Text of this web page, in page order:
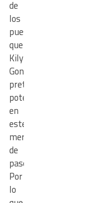
de
los
puestos
que
Kily
González
pretende
potenciar
en
este
mercado
de
pases.
Por
lo